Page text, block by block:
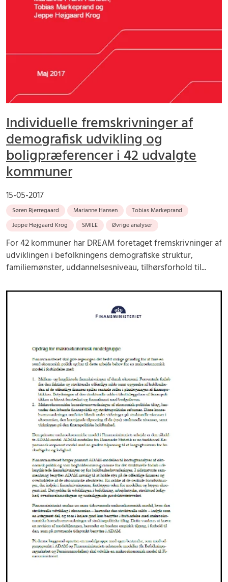
Individuelle fremskrivninger af
demografisk udvikling og
boligpræferencer i 42 udvalgte
kommuner
15-05-2017
Søren Bjerregaard Marianne Hansen
Tobias Markeprand
Jeppe Højgaard Krog
SMILE Øvrige analyser
For 42 kommuner har DREAM foretaget fremskrivninger af
udviklingen i befolkningens demografiske struktur,
familiemønster, uddannelsesniveau, tilhørsforhold til...